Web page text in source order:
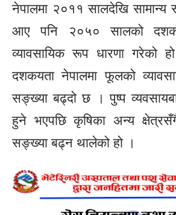
नेपालमा २०११ सालदेखि
आए पनि २०५० सालको
व्यावसायिक रूप धारणा गरेको
दशकयता नेपालमा फूलको
सङ्ख्या बढ्दो छ । पुष्प
हुने भएपछि कृषिका अन्य
सङ्ख्या बढ्न थालेको हो ।